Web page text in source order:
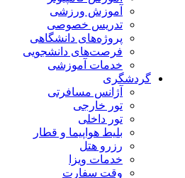
آموزش ورزشی
تدریس خصوصی
پروژه‌های دانشگاهی
فرصت‌های دانشجویی
خدمات آموزشی
گردشگری
آژانس مسافرتی
تور خارجی
تور داخلی
بلیط هواپیما و قطار
رزرو هتل
خدمات ویزا
وقت سفارت